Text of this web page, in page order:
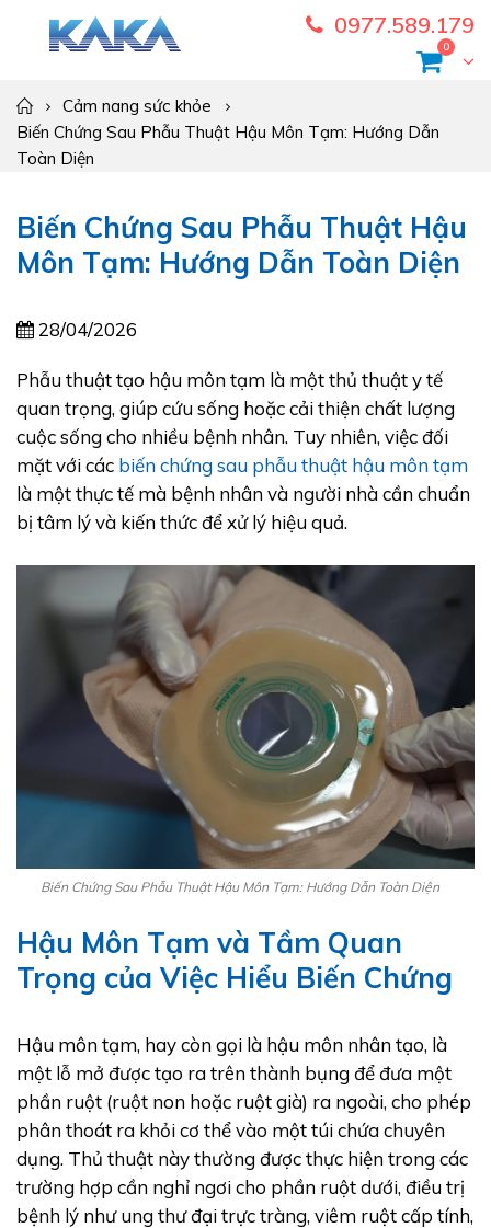
0977.589.179
0
Cảm nang sức khỏe
Biến Chứng Sau Phẫu Thuật Hậu Môn Tạm: Hướng Dẫn
Toàn Diện
Biến Chứng Sau Phẫu Thuật Hậu
Môn Tạm: Hướng Dẫn Toàn Diện
28/04/2026
Phẫu thuật tạo hậu môn tạm là một thủ thuật y tế
quan trọng, giúp cứu sống hoặc cải thiện chất lượng
cuộc sống cho nhiều bệnh nhân. Tuy nhiên, việc đối
mặt với các biến chứng sau phẫu thuật hậu môn tạm
là một thực tế mà bệnh nhân và người nhà cần chuẩn
bị tâm lý và kiến thức để xử lý hiệu quả.
Biến Chứng Sau Phẫu Thuật Hậu Môn Tạm: Hướng Dẫn Toàn Diện
Hậu Môn Tạm và Tầm Quan
Trọng của Việc Hiểu Biến Chứng
Hậu môn tạm, hay còn gọi là hậu môn nhân tạo, là
một lỗ mở được tạo ra trên thành bụng để đưa một
phần ruột (ruột non hoặc ruột già) ra ngoài, cho phép
phân thoát ra khỏi cơ thể vào một túi chứa chuyên
dụng. Thủ thuật này thường được thực hiện trong các
trường hợp cần nghỉ ngơi cho phần ruột dưới, điều trị
bệnh lý như ung thư đại trực tràng, viêm ruột cấp tính,